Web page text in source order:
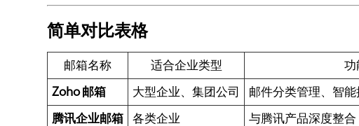
简单对比表格
邮箱名称 适合企业类型 功
Zoho 邮箱
大型企业、集团公司 邮件分类管理、智
腾讯企业邮箱
各类企业 与腾讯产品深度整合